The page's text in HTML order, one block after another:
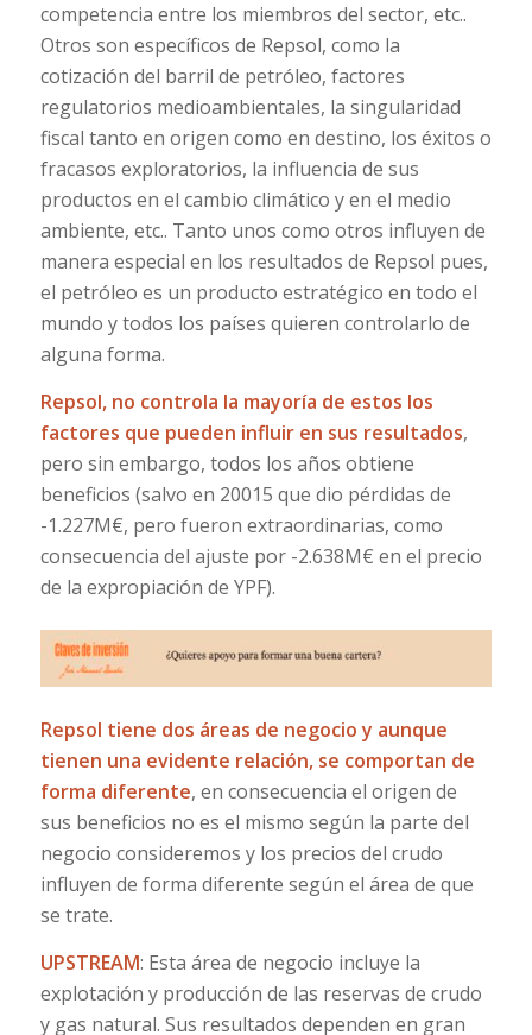
competencia entre los miembros del sector, etc..
Otros son específicos de Repsol, como la
cotización del barril de petróleo, factores
regulatorios medioambientales, la singularidad
fiscal tanto en origen como en destino, los éxitos o
fracasos exploratorios, la influencia de sus
productos en el cambio climático y en el medio
ambiente, etc.. Tanto unos como otros influyen de
manera especial en los resultados de Repsol pues,
el petróleo es un producto estratégico en todo el
mundo y todos los países quieren controlarlo de
alguna forma.
Repsol, no controla la mayoría de estos los
factores que pueden influir en sus resultados,
pero sin embargo, todos los años obtiene
beneficios (salvo en 20015 que dio pérdidas de
-1.227M€, pero fueron extraordinarias, como
consecuencia del ajuste por -2.638M€ en el precio
de la expropiación de YPF).
Repsol tiene dos áreas de negocio y aunque
tienen una evidente relación, se comportan de
forma diferente, en consecuencia el origen de
sus beneficios no es el mismo según la parte del
negocio consideremos y los precios del crudo
influyen de forma diferente según el área de que
se trate.
UPSTREAM: Esta área de negocio incluye la
explotación y producción de las reservas de crudo
y gas natural. Sus resultados dependen en gran